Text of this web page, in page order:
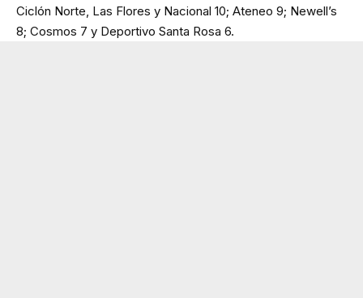
Ciclón Norte, Las Flores y Nacional 10; Ateneo 9; Newell’s
8; Cosmos 7 y Deportivo Santa Rosa 6.